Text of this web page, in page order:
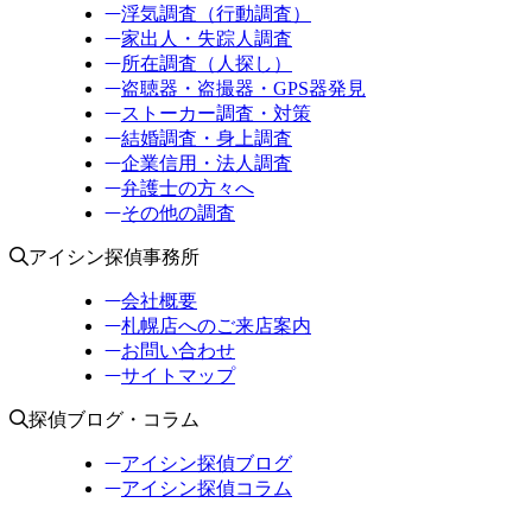
浮気調査（行動調査）
家出人・失踪人調査
所在調査（人探し）
盗聴器・盗撮器・GPS器発見
ストーカー調査・対策
結婚調査・身上調査
企業信用・法人調査
弁護士の方々へ
その他の調査
アイシン探偵事務所
会社概要
札幌店へのご来店案内
お問い合わせ
サイトマップ
探偵ブログ・コラム
アイシン探偵ブログ
アイシン探偵コラム